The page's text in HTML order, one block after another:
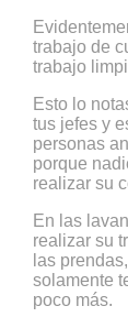
trabajo de
trabajo
Esto lo
tus jefes y
personas
porque
realizar su
En las
realizar su
las
solamente
poco más.